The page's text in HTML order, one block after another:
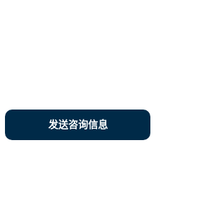
发送咨询信息